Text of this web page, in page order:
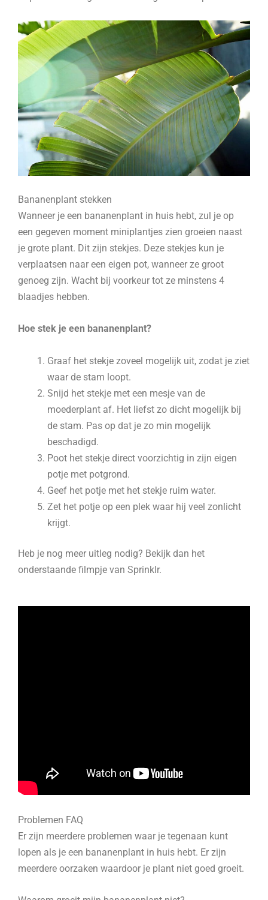
Bananenplant stekken
Wanneer je een bananenplant in huis hebt, zul je op
een gegeven moment miniplantjes zien groeien naast
je grote plant. Dit zijn stekjes. Deze stekjes kun je
verplaatsen naar een eigen pot, wanneer ze groot
genoeg zijn. Wacht bij voorkeur tot ze minstens 4
blaadjes hebben.
Hoe stek je een bananenplant?
Graaf het stekje zoveel mogelijk uit, zodat je ziet
waar de stam loopt.
Snijd het stekje met een mesje van de
moederplant af. Het liefst zo dicht mogelijk bij
de stam. Pas op dat je zo min mogelijk
beschadigd.
Poot het stekje direct voorzichtig in zijn eigen
potje met potgrond.
Geef het potje met het stekje ruim water.
Zet het potje op een plek waar hij veel zonlicht
krijgt.
Heb je nog meer uitleg nodig? Bekijk dan het
onderstaande filmpje van Sprinklr.
Problemen FAQ
Er zijn meerdere problemen waar je tegenaan kunt
lopen als je een bananenplant in huis hebt. Er zijn
meerdere oorzaken waardoor je plant niet goed groeit.